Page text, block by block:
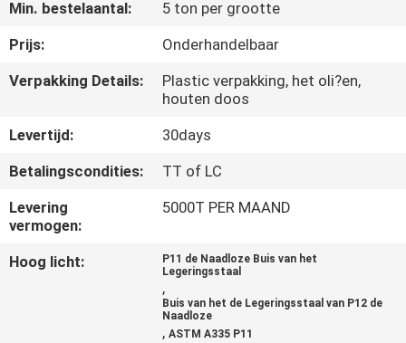
KWALITEITSCONTROLE
CONTACTEER
VERZOEK
OM
EEN
CITAAT
Min. bestelaantal:
5 ton per grootte
Prijs:
Onderhandelbaar
Verpakking Details:
Plastic verpakking, het oli?en,
houten doos
Levertijd:
30days
Betalingscondities:
TT of LC
Levering
vermogen:
5000T PER MAAND
Hoog licht:
P11 de Naadloze Buis van het
Legeringsstaal
,
Buis van het de Legeringsstaal van P12 de
Naadloze
,ASTM A335 P11